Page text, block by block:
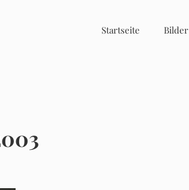
Startseite Bilder